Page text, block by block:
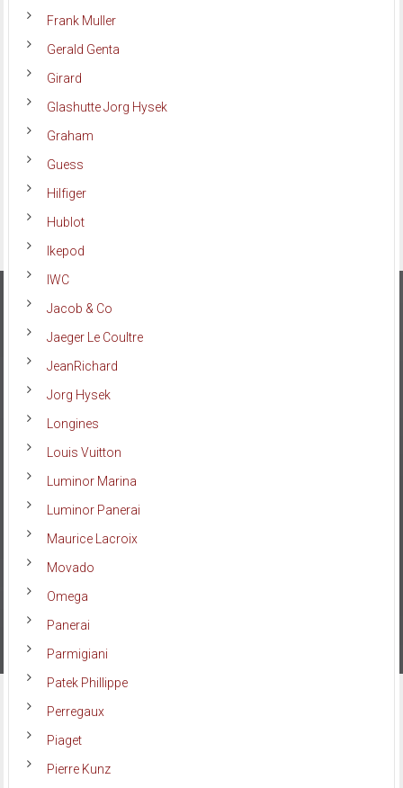
Frank Muller
Gerald Genta
Girard
Glashutte Jorg Hysek
Graham
Guess
Hilfiger
Hublot
Ikepod
IWC
Jacob & Co
Jaeger Le Coultre
JeanRichard
Jorg Hysek
Longines
Louis Vuitton
Luminor Marina
Luminor Panerai
Maurice Lacroix
Movado
Omega
Panerai
Parmigiani
Patek Phillippe
Perregaux
Piaget
Pierre Kunz